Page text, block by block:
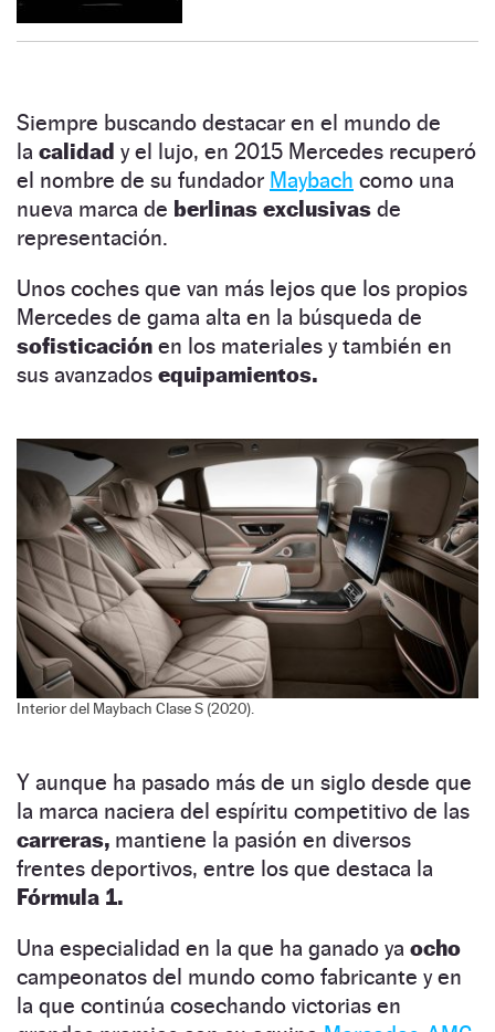
Siempre buscando destacar en el mundo de
la calidad y el lujo, en 2015 Mercedes recuperó
el nombre de su fundador Maybach como una
nueva marca de berlinas exclusivas de
representación.
Unos coches que van más lejos que los propios
Mercedes de gama alta en la búsqueda de
sofisticación en los materiales y también en
sus avanzados equipamientos.
Interior del Maybach Clase S (2020).
Y aunque ha pasado más de un siglo desde que
la marca naciera del espíritu competitivo de las
carreras, mantiene la pasión en diversos
frentes deportivos, entre los que destaca la
Fórmula 1.
Una especialidad en la que ha ganado ya ocho
campeonatos del mundo como fabricante y en
la que continúa cosechando victorias en